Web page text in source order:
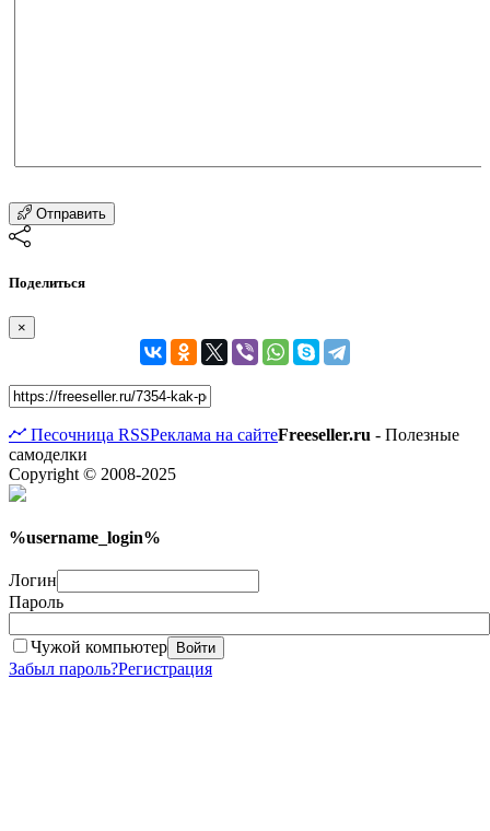
Отправить
Поделиться
×
Песочница RSSРеклама на сайтеFreeseller.ru - Полезные
самоделки
Copyright © 2008-2025
%username_login%
Логин
Пароль
Чужой компьютер Войти
Забыл пароль?Регистрация